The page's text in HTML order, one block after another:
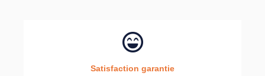
Satisfaction garantie